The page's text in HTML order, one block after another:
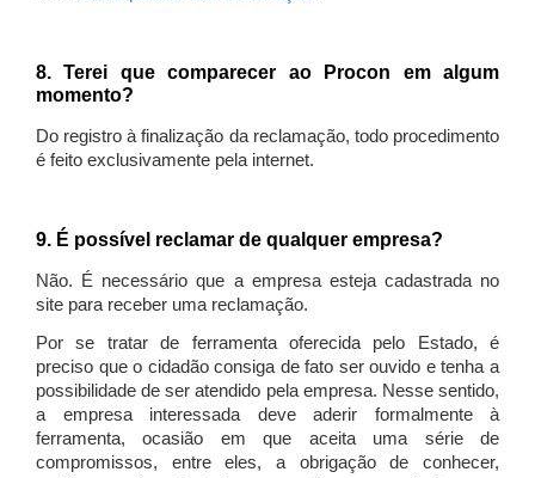
8. Terei que comparecer ao Procon em algum
momento?
Do registro à finalização da reclamação, todo procedimento
é feito exclusivamente pela internet.
9. É possível reclamar de qualquer empresa?
Não. É necessário que a empresa esteja cadastrada no
site para receber uma reclamação.
Por se tratar de ferramenta oferecida pelo Estado, é
preciso que o cidadão consiga de fato ser ouvido e tenha a
possibilidade de ser atendido pela empresa. Nesse sentido,
a empresa interessada deve aderir formalmente à
ferramenta, ocasião em que aceita uma série de
compromissos, entre eles, a obrigação de conhecer,